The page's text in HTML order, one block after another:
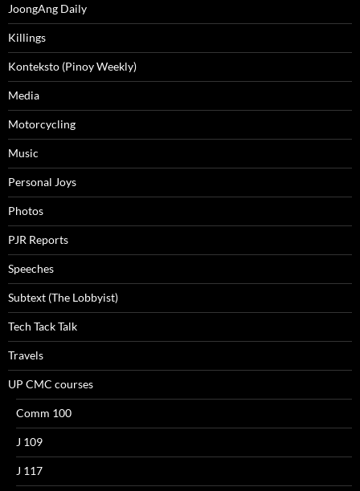
JoongAng Daily
Killings
Konteksto (Pinoy Weekly)
Media
Motorcycling
Music
Personal Joys
Photos
PJR Reports
Speeches
Subtext (The Lobbyist)
Tech Tack Talk
Travels
UP CMC courses
Comm 100
J 109
J 117